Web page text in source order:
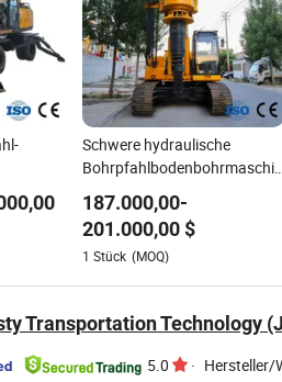
Schwere hydraulische
Bohrpfahlbodenbohrmaschine
Tiefenbohrmaschine für
Pfahlbau Bohrwerkzeug
187.000,00-
201.000,00$
1 Stück (MOQ)
Transportation Technology
5.0 · Hersteller/